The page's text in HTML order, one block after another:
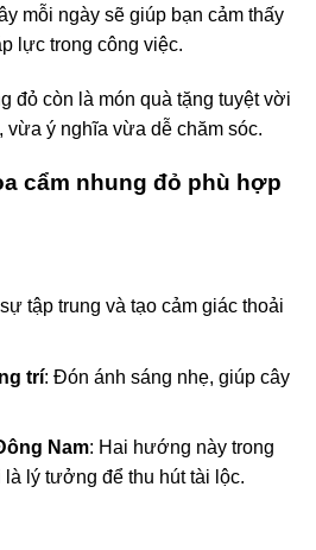
mỗi ngày sẽ giúp bạn cảm thấy
lực trong công việc.
đỏ còn là món quà tặng tuyệt vời
ý nghĩa vừa dễ chăm sóc.
cẩm nhung đỏ phù hợp
tập trung và tạo cảm giác thoải
trí: Đón ánh sáng nhẹ, giúp cây
Nam: Hai hướng này trong
lý tưởng để thu hút tài lộc.